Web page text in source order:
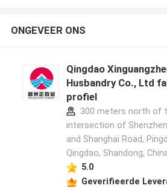
ONGEVEER ONS
Qingdao
Husbandry Co., Ltd fabrikant
profiel
300 meters north of
intersection of
and Shanghai Road,
Qingdao, Shandong,
5.0
Geverifieerde